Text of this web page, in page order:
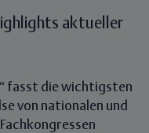
aktueller
fasst die wichtigsten
von nationalen und